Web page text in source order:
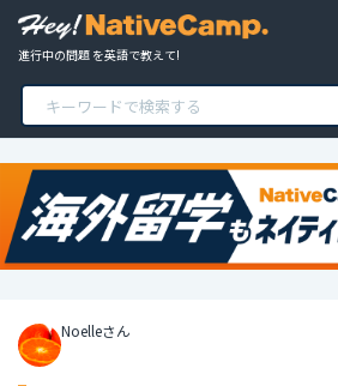
進行中の問題 を英語で教えて!
Noelleさん